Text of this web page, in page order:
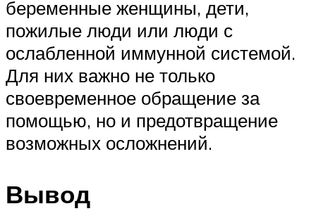
беременные женщины, дети,
пожилые люди или люди с
ослабленной иммунной системой.
Для них важно не только
своевременное обращение за
помощью, но и предотвращение
возможных осложнений.
Вывод